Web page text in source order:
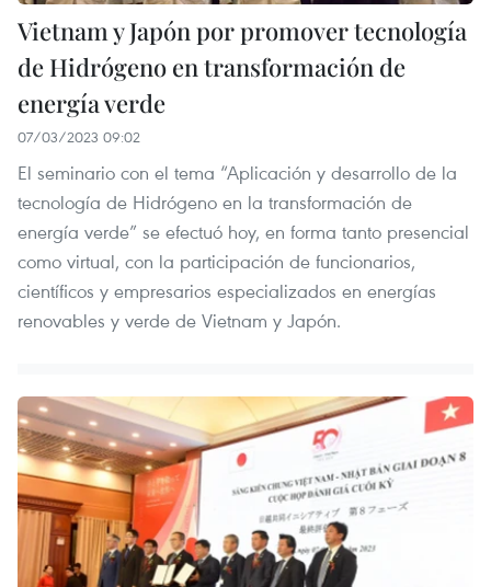
Vietnam y Japón por promover tecnología
de Hidrógeno en transformación de
energía verde
07/03/2023 09:02
El seminario con el tema “Aplicación y desarrollo de la
tecnología de Hidrógeno en la transformación de
energía verde” se efectuó hoy, en forma tanto presencial
como virtual, con la participación de funcionarios,
científicos y empresarios especializados en energías
renovables y verde de Vietnam y Japón.